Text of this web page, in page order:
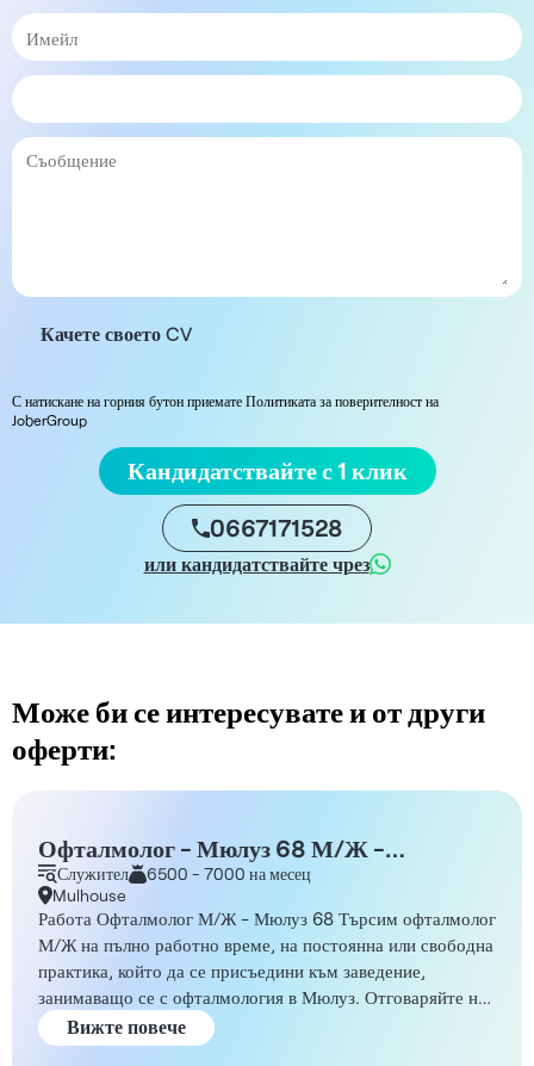
Качете своето CV
С натискане на горния бутон приемате Политиката за поверителност на
JoberGroup
Кандидатствайте с 1 клик
0667171528
или кандидатствайте чрез
Може би се интересувате и от други
оферти:
Офталмолог - Мюлуз 68 М/Ж -
Постоянен договор
Служител
6500 - 7000 на месец
Mulhouse
Работа Офталмолог М/Ж - Мюлуз 68 Търсим офталмолог
М/Ж на пълно работно време, на постоянна или свободна
практика, който да се присъедини към заведение,
занимаващо се с офталмология в Мюлуз. Отговаряйте на
условията за работа. Ще се присъедините към екип,
съставен от офталмолози, ортоптист и административен
Вижте повече